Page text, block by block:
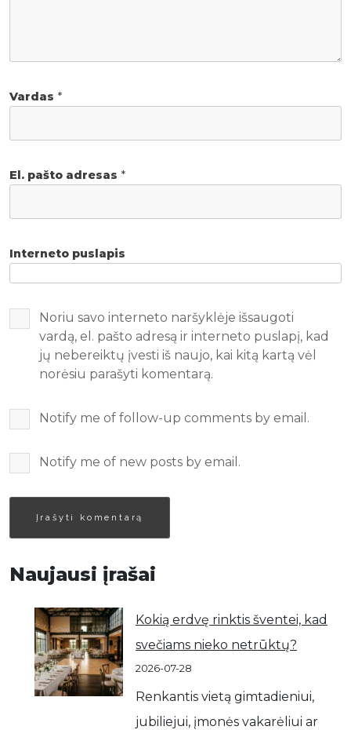
Vardas *
El. pašto adresas *
Interneto puslapis
Noriu savo interneto naršyklėje išsaugoti
vardą, el. pašto adresą ir interneto puslapį, kad
jų nebereiktų įvesti iš naujo, kai kitą kartą vėl
norėsiu parašyti komentarą.
Notify me of follow-up comments by email.
Notify me of new posts by email.
Naujausi įrašai
Kokią erdvę rinktis šventei, kad
svečiams nieko netrūktų?
2026-07-28
Renkantis vietą gimtadieniui,
jubiliejui, įmonės vakarėliui ar